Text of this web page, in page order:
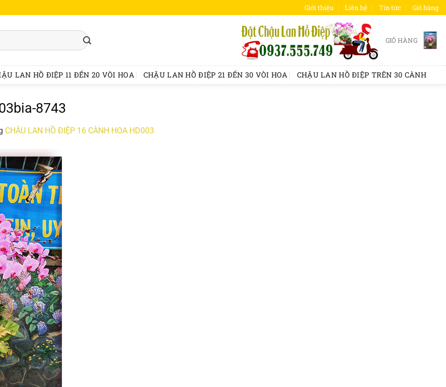
Giới thiệu Liên hệ Tin tức Giỏ hàng
GIỎ HÀNG
LAN HỒ ĐIỆP 11 ĐẾN 20 VÒI HOA CHẬU LAN HỒ ĐIỆP 21 ĐẾN 30 VÒI HOA CHẬU LAN HỒ ĐIỆP TRÊN 30 CÀNH
8743
CHẬU LAN HỒ ĐIỆP 16 CÀNH HOA HD003